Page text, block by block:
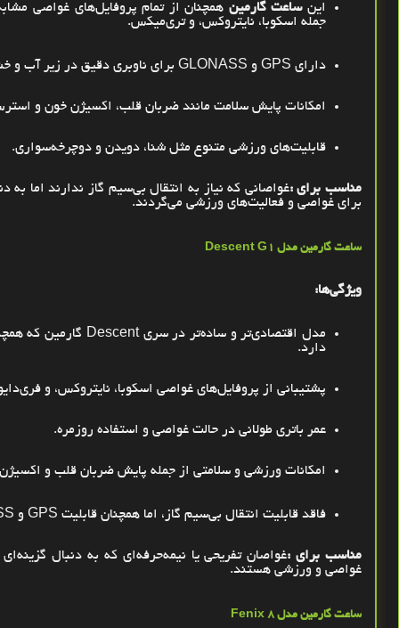
اینساعت گارمین همچنان از تمام پروفایل‌های غواصی
جمله اسکوبا، نایتروکس، و تری‌میکس.
دارای GPS و GLONASS برای ناوبری دقیق در زیر آب و
امکانات پایش سلامت مانند ضربان قلب، اکسیژن خون و
قابلیت‌های ورزشی متنوع مثل شنا، دویدن و دوچرخه‌سواری.
مناسب برای:غواصانی که نیاز به انتقال بی‌سیم گاز ندارند اما به
برای غواصی و فعالیت‌های ورزشی می‌گردند.
ساعت گارمین مدل Descent G1
ویژگی‌ها:
مدل اقتصادی‌تر و ساده‌تر در سری Descent گارمین که
دارد.
پشتیبانی از پروفایل‌های غواصی اسکوبا، نایتروکس، و
عمر باتری طولانی در حالت غواصی و استفاده روزمره.
امکانات ورزشی و سلامتی از جمله پایش ضربان قلب و
فاقد قابلیت انتقال بی‌سیم گاز، اما همچنان قابلیت GPS و
مناسب برای:غواصان تفریحی یا نیمه‌حرفه‌ای که به دنبال
غواصی و ورزشی هستند.
ساعت گارمین مدل Fenix 8